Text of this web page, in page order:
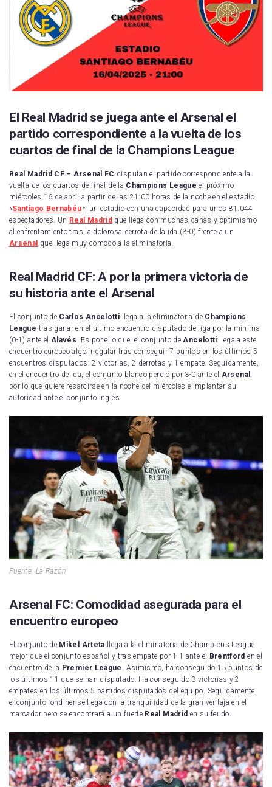
El Real Madrid se juega ante el Arsenal el
partido correspondiente a la vuelta de los
cuartos de final de la Champions League
Real Madrid CF – Arsenal FC disputan el partido correspondiente a la
vuelta de los cuartos de final de la Champions League el próximo
miércoles 16 de abril a partir de las 21:00 horas de la noche en el estadio
«Santiago Bernabéu«, un estadio con una capacidad para unos 81.044
espectadores. Un Real Madrid que llega con muchas ganas y optimismo
al enfrentamiento tras la dolorosa derrota de la ida (3-0) frente a un
Arsenal que llega muy cómodo a la eliminatoria.
Real Madrid CF: A por la primera victoria de
su historia ante el Arsenal
El conjunto de Carlos Ancelotti llega a la eliminatoria de Champions
League tras ganar en el último encuentro disputado de liga por la mínima
(0-1) ante elAlavés. Es por ello que, el conjunto deAncelotti llega a este
encuentro europeo algo irregular tras conseguir 7 puntos en los últimos 5
encuentros disputados: 2 victorias, 2 derrotas y 1 empate. Seguidamente,
en el encuentro de ida, el conjunto blanco perdió por 3-0 ante el Arsenal ,
por lo que quiere resarcirse en la noche del miércoles e implantar su
autoridad ante el conjunto inglés.
Fuente: La Razón
Arsenal FC: Comodidad asegurada para el
encuentro europeo
El conjunto de Mikel Arteta llega a la eliminatoria de Champions League
mejor que el conjunto español y tras empate por 1-1 ante el Brentford en el
encuentro de la Premier League
. Asimismo, ha conseguido 15 puntos de
los últimos 11 que se han disputado. Ha conseguido 3 victorias y 2
empates en los últimos 5 partidos disputados del equipo. Seguidamente,
el conjunto londinense llega con la tranquilidad de la gran ventaja en el
marcador pero se encontrará a un fuerte Real Madrid en su feudo.